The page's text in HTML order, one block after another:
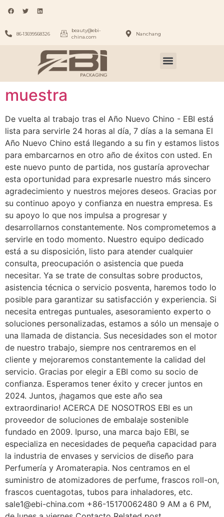
86-13699568326
beauty@ebi-
china.com
Nanchang
muestra
De vuelta al trabajo tras el Año Nuevo Chino - EBI está
lista para servirle 24 horas al día, 7 días a la semana El
Año Nuevo Chino está llegando a su fin y estamos listos
para embarcarnos en otro año de éxitos con usted. En
este nuevo punto de partida, nos gustaría aprovechar
esta oportunidad para expresarle nuestro más sincero
agradecimiento y nuestros mejores deseos. Gracias por
su continuo apoyo y confianza en nuestra empresa. Es
su apoyo lo que nos impulsa a progresar y
desarrollarnos constantemente. Nos comprometemos a
servirle en todo momento. Nuestro equipo dedicado
está a su disposición, listo para atender cualquier
consulta, preocupación o asistencia que pueda
necesitar. Ya se trate de consultas sobre productos,
asistencia técnica o servicio posventa, haremos todo lo
posible para garantizar su satisfacción y experiencia. Si
necesita entregas puntuales, asesoramiento experto o
soluciones personalizadas, estamos a sólo un mensaje o
una llamada de distancia. Sus necesidades son el motor
de nuestro trabajo, siempre nos centraremos en el
cliente y mejoraremos constantemente la calidad del
servicio. Gracias por elegir a EBI como su socio de
confianza. Esperamos tener éxito y crecer juntos en
2024. Juntos, ¡hagamos que este año sea
extraordinario! ACERCA DE NOSOTROS EBI es un
proveedor de soluciones de embalaje sostenible
fundado en 2009. Ipurso, una marca bajo EBI, se
especializa en necesidades de pequeña capacidad para
la industria de envases y servicios de diseño para
Perfumería y Aromaterapia. Nos centramos en el
suministro de atomizadores de perfume, frascos roll-on,
frascos cuentagotas, tubos para inhaladores, etc.
sale1@ebi-china.com +86-15170062480 9 AM a 6 PM,